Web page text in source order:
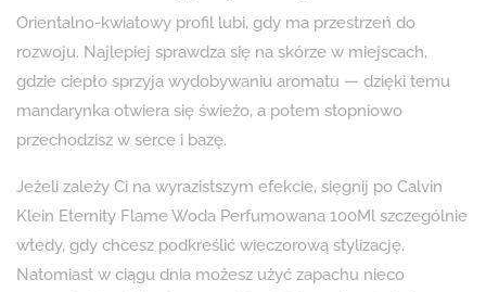
Orientalno-kwiatowy profil lubi, gdy ma przestrzeń do
rozwoju. Najlepiej sprawdza się na skórze w miejscach,
gdzie ciepło sprzyja wydobywaniu aromatu — dzięki temu
mandarynka otwiera się świeżo, a potem stopniowo
przechodzisz w serce i bazę.
Jeżeli zależy Ci na wyrazistszym efekcie, sięgnij po Calvin
Klein Eternity Flame Woda Perfumowana 100Ml szczególnie
wtedy, gdy chcesz podkreślić wieczorową stylizację.
Natomiast w ciągu dnia możesz użyć zapachu nieco